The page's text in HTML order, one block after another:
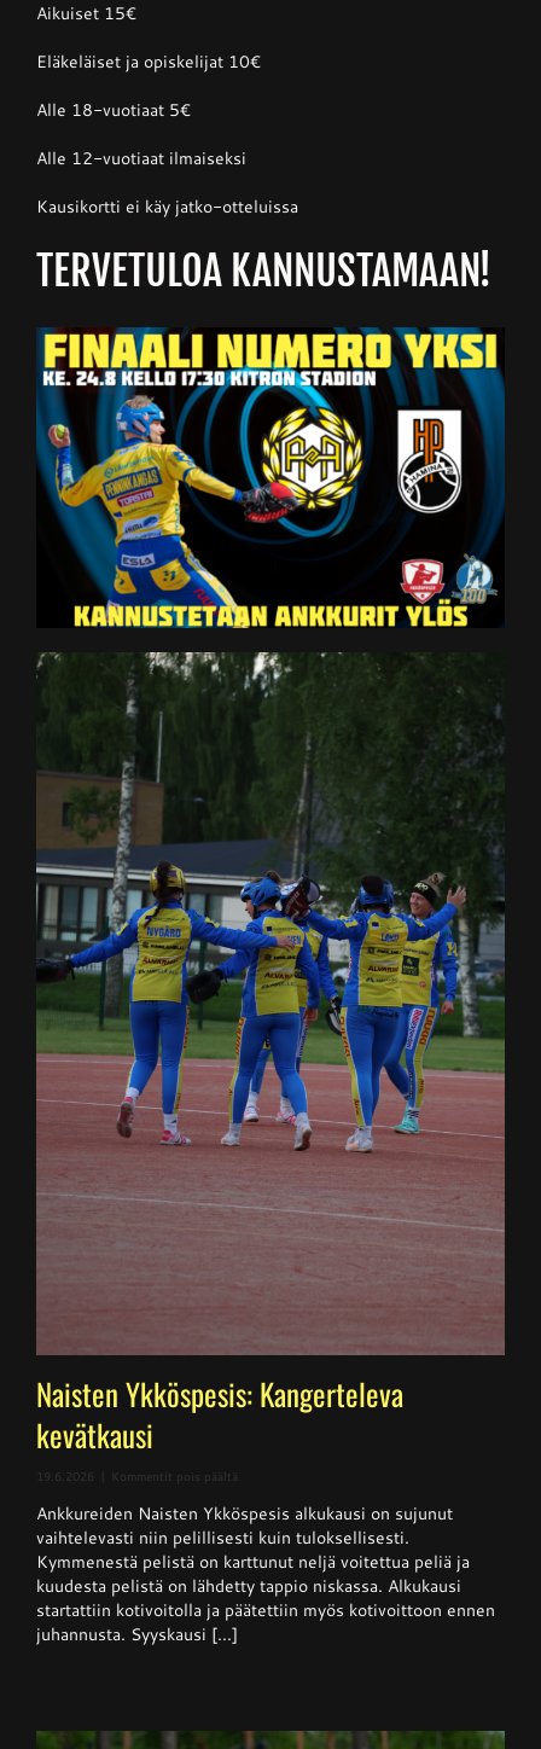
Aikuiset 15€
Eläkeläiset ja opiskelijat 10€
Alle 18-vuotiaat 5€
Alle 12-vuotiaat ilmaiseksi
Kausikortti ei käy jatko-otteluissa
TERVETULOA KANNUSTAMAAN!
Naisten Ykköspesis: Kangerteleva
kevätkausi
19.6.2026 Kommentit pois päältä
Ykköspesis:
Kangerteleva
kevätkausi
Ankkureiden Naisten Ykköspesis alkukausi on sujunut
vaihtelevasti niin pelillisesti kuin tuloksellisesti.
Kymmenestä pelistä on karttunut neljä voitettua peliä ja
kuudesta pelistä on lähdetty tappio niskassa. Alkukausi
startattiin kotivoitolla ja päätettiin myös kotivoittoon ennen
juhannusta. Syyskausi [...]